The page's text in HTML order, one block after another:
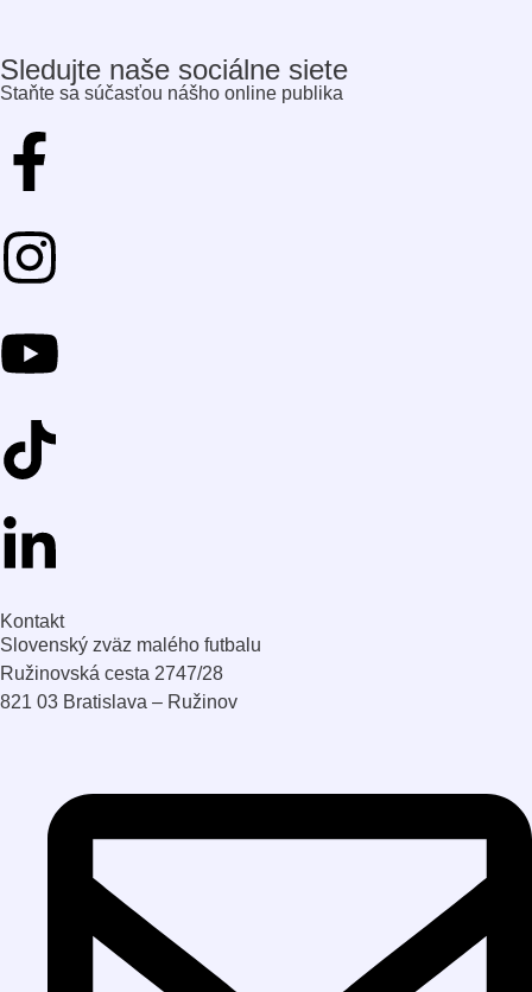
Sledujte naše sociálne siete
Staňte sa súčasťou nášho online publika
Kontakt
Slovenský zväz malého futbalu
Ružinovská cesta 2747/28
821 03 Bratislava – Ružinov